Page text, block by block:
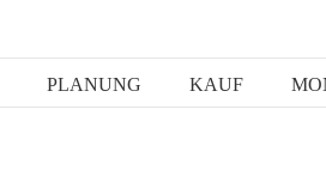
PLANUNG KAUF